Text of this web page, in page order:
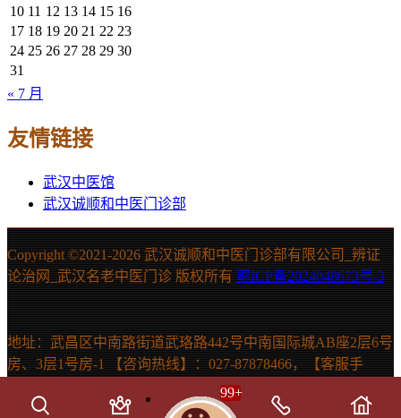
10 11 12 13 14 15 16
17 18 19 20 21 22 23
24 25 26 27 28 29 30
31
« 7 月
友情链接
武汉中医馆
武汉诚顺和中医门诊部
Copyright ©2021-2026 武汉诚顺和中医门诊部有限公司_辨证
论治网_武汉名老中医门诊 版权所有 鄂ICP备2024048673号-3
地址：武昌区中南路街道武珞路442号中南国际城AB座2层6号
房、3层1号房-1 【咨询热线】：027-87878466，【客服手
机】：15607131150 声明：本站信息仅供参考，不能作为诊断
及医疗依据。如有需要，请在医生指导下使用。
99+